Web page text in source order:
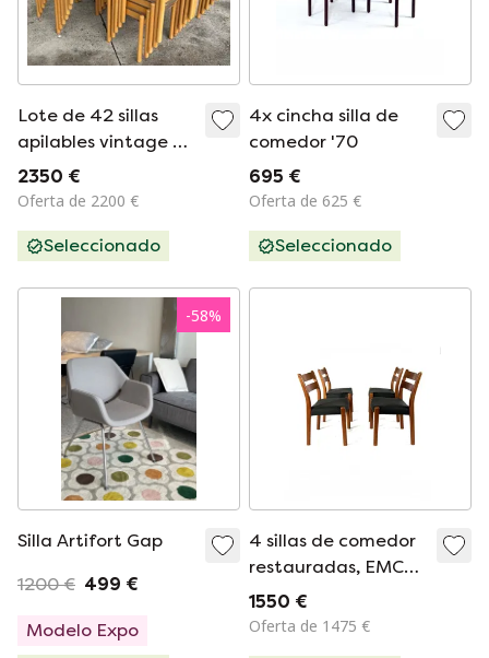
Lote de 42 sillas
apilables vintage de
madera
contrachapada de
2350 €
Oferta de 2200 €
Seleccionado
4x cincha silla de
comedor '70
695 €
Oferta de 625 €
Seleccionado
-58%
Silla Artifort Gap
1200 € 499 €
Modelo Expo
4 sillas de comedor
restauradas, EMC
Møbler '80
1550 €
Oferta de 1475 €